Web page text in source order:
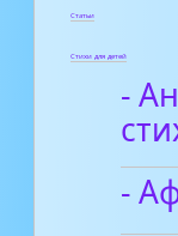
Статьи
Стихи для детей
-
-